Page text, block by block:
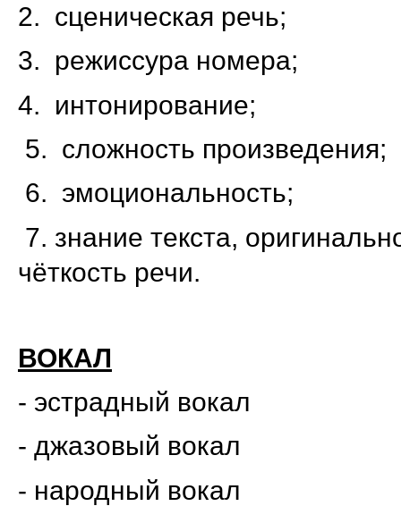
2. сценическая речь;
3. режиссура номера;
4. интонирование;
5. сложность произведения;
6. эмоциональность;
7. знание текста,
чёткость речи.
ВОКАЛ
- эстрадный вокал
- джазовый вокал
- народный вокал